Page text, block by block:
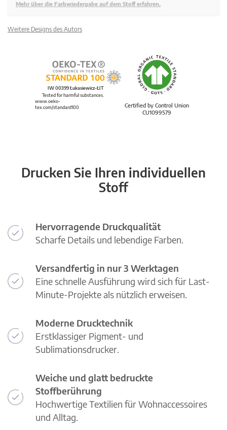
Mehr über die Farbwiedergabe auf dem Stoff erfahren.
Weitere Designs des Autors
Certified by Control Union
CU1099579
IW 00399 Łukasiewicz-ŁIT
Tested for harmful substances.
www.oeko-
tex.com/standard100
Drucken Sie Ihren individuellen
Stoff
Hervorragende Druckqualität
Scharfe Details und lebendige Farben.
Versandfertig in nur 3 Werktagen
Eine schnelle Ausführung wird sich für Last-
Minute-Projekte als nützlich erweisen.
Moderne Drucktechnik
Erstklassiger Pigment- und
Sublimationsdrucker.
Weiche und glatt bedruckte
Stoffberührung
Hochwertige Textilien für Wohnaccessoires
und Alltag.